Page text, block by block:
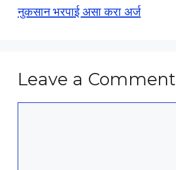
नुकसान भरपाई असा करा अर्ज
Leave a Comment